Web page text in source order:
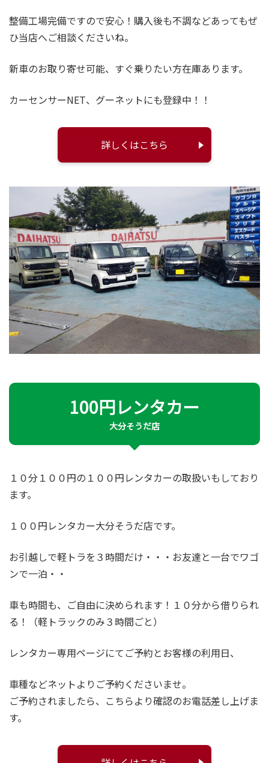
整備工場完備ですので安心！購入後も不調などあってもぜ
ひ当店へご相談くださいね。
新車のお取り寄せ可能、すぐ乗りたい方在庫あります。
カーセンサーNET、グーネットにも登録中！！
詳しくはこちら
100円レンタカー
大分そうだ店
１０分１００円の１００円レンタカーの取扱いもしており
ます。
１００円レンタカー大分そうだ店です。
お引越しで軽トラを３時間だけ・・・ お友達と一台でワゴ
ンで一泊・・
車も時間も、ご自由に決められます！１０分から借りられ
る！（軽トラックのみ３時間ごと）
レンタカー専用ページにてご予約とお客様の利用日、
車種などネットよりご予約くださいませ。
ご予約されましたら、こちらより確認のお電話差し上げま
す。